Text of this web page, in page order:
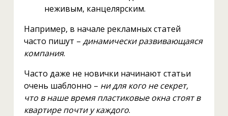
неживым, канцелярским.
Например, в начале рекламных статей
часто пишут – динамически развивающаяся
компания.
Часто даже не новички начинают статьи
очень шаблонно – ни для кого не секрет,
что в наше время пластиковые окна стоят в
квартире почти у каждого.